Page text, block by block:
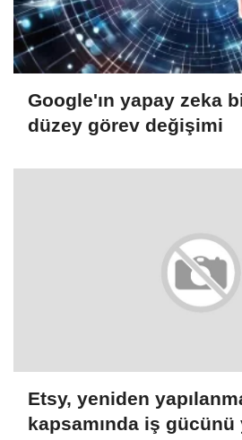
Google'ın yapay zeka
düzey görev değişimi
Etsy, yeniden
kapsamında iş gücünü